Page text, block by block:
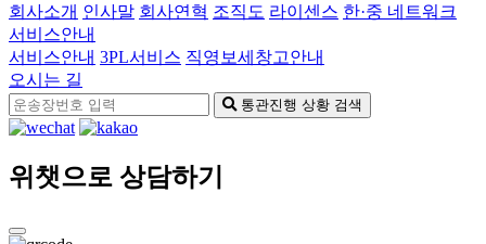
회사소개 인사말 회사연혁 조직도 라이센스 한·중 네트워크
서비스안내
서비스안내 3PL서비스 직영보세창고안내
오시는 길
통관진행 상황 검색
위챗으로 상담하기